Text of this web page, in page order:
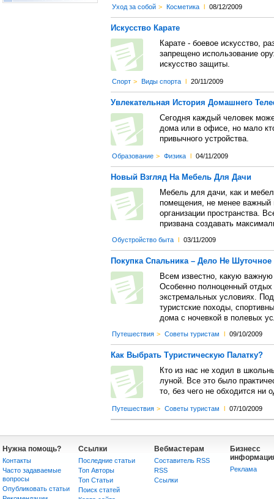
Уход за собой > Косметика l 08/12/2009
Искусство Карате
Карате - боевое искусство,
запрещено использование
искусство защиты.
Спорт > Виды спорта l 20/11/2009
Увлекательная История Домашнего
Сегодня каждый человек
дома или в офисе, но мало
привычного устройства.
Образование > Физика l 04/11/2009
Новый Взгляд На Мебель Для Дачи
Мебель для дачи, как и
помещения, не менее важный
организации пространства.
призвана создавать
Обустройство быта l 03/11/2009
Покупка Спальника – Дело Не Шуточное
Всем известно, какую
Особенно полноценный
экстремальных условиях.
туристские походы,
дома с ночевкой в полевых
Путешествия > Советы туристам l 09/10/2009
Как Выбрать Туристическую Палатку?
Кто из нас не ходил в
луной. Все это было
то, без чего не обходится ни
Путешествия > Советы туристам l 07/10/2009
Нужна помощь?
Контакты
Часто задаваемые
вопросы
Опубликовать статьи
Ссылки
Последние статьи
Топ Авторы
Топ Статьи
Поиск статей
Вебмастерам
Составитель RSS
RSS
Сcылки
Бизнесс
Реклама